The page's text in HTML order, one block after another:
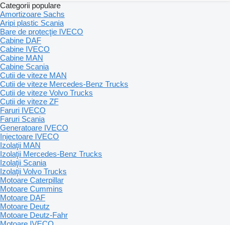
Categorii populare
Amortizoare Sachs
Aripi plastic Scania
Bare de protecţie IVECO
Cabine DAF
Cabine IVECO
Cabine MAN
Cabine Scania
Cutii de viteze MAN
Cutii de viteze Mercedes-Benz Trucks
Cutii de viteze Volvo Trucks
Cutii de viteze ZF
Faruri IVECO
Faruri Scania
Generatoare IVECO
Injectoare IVECO
Izolaţii MAN
Izolaţii Mercedes-Benz Trucks
Izolaţii Scania
Izolaţii Volvo Trucks
Motoare Caterpillar
Motoare Cummins
Motoare DAF
Motoare Deutz
Motoare Deutz-Fahr